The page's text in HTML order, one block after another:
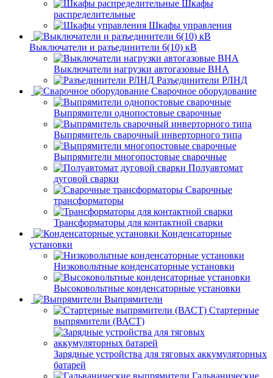
Шкафы
распределительные
Шкафы управления
Выключатели и разъединители 6(10) кВ
Выключатели нагрузки автогазовые ВНА
Разъединители РЛНД
Сварочное оборудование
Выпрямители однопостовые сварочные
Выпрямитель сварочный инверторного типа
Выпрямители многопостовые сварочные
Полуавтомат
дуговой сварки
Сварочные
трансформаторы
Трансформаторы для контактной сварки
Конденсаторные
установки
Низковольтные конденсаторные установки
Высоковольтные конденсаторные установки
Выпрямители
Стартерные
выпрямители (ВАСТ)
Зарядные устройства для тяговых аккумуляторных
батарей
Гальванические